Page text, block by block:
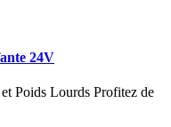
24V
Poids Lourds Profitez de